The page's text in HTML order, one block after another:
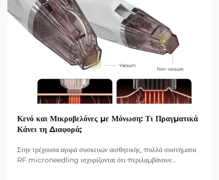
Κενό και Μικροβελόνες με Μόνωση: Τι Πραγματικά
Κάνει τη Διαφορά;
Στην τρέχουσα αγορά συσκευών αισθητικής, πολλά συστήματα
RF microneedling ισχυρίζονται ότι περιλαμβάνουν